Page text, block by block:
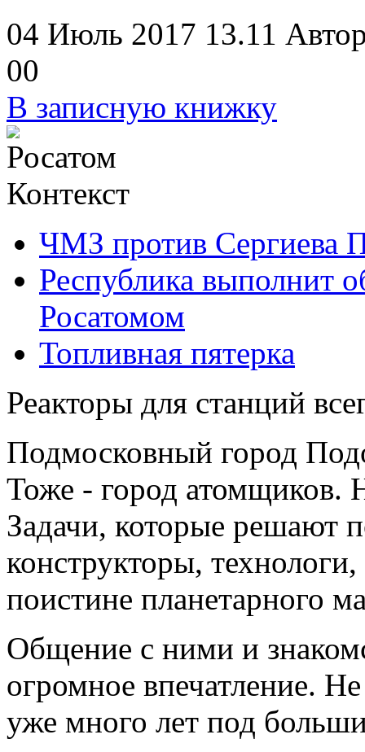
04 Июль 2017 13.11
00
В записную книжку
Контекст
ЧМЗ против Сергиева
Республика выполнит
Росатомом
Топливная пятерка
Реакторы для станций
Подмосковный город
Тоже - город атомщиков.
Задачи, которые решают
конструкторы,
поистине планетарного
Общение с ними и
огромное впечатление.
уже много лет под